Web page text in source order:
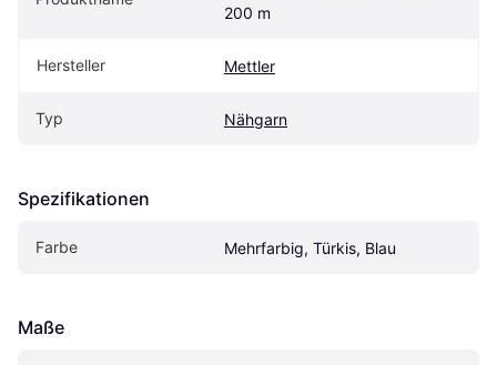
200 m
Hersteller Mettler
Typ Nähgarn
Spezifikationen
Farbe Mehrfarbig, Türkis, Blau
Maße